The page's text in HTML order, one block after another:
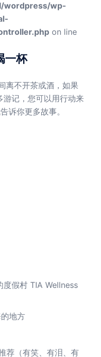
wordpress/wp-
on line
一杯
离不开茶或酒，如果
游记，您可以用行动来
你更多故事。
度假村 TIA Wellness
地方
荐（有笑、有泪、有